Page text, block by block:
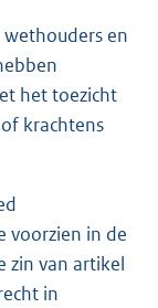
en
het toezicht
krachtens
voorzien in de
zin van artikel
in